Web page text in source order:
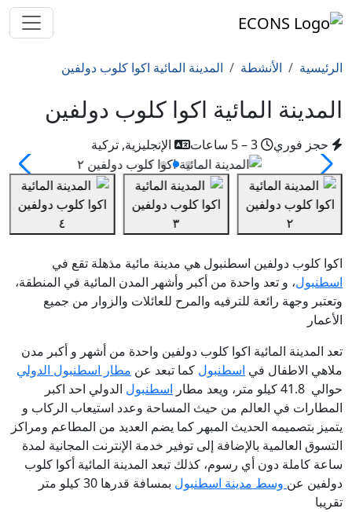
الرئيسية الأنشطة المدينة المائية اكوا كلوب دولفين
المدينة المائية اكوا كلوب دولفين
حجز فوري الإنجليزية, تركية
اكوا كلوب دولفين اسطنبول هي مدينة مائية مذهلة تقع في
اسطنبول، و تعد واحدة من أكبر وأشهر المدن المائية في المنطقة،
وتعتبر وجهة رائعة للترفيه والمرح للعائلات والزوار من جميع
الأعمار
تعد المدينة المائية اكوا كلوب دولفين واحدة من أشهر و أكبر مدن
ملاهي الاطفال في اسطنبول كما تبعد عن مطار اسطنبول الدولي
حوالي 41.8 كيلو متر، ويعد مطار
اسطنبول الدولي احد اكبر
المطارات في العالم من حيث المساحة وعدد استيعاب الركاب و
يتميز بتصميمه الحديث المبهر كما يضم العديد من المطاعم ومراكز
التسوق العالمية بالإضافة إلى توفير خدمة الإنترنت المجانية لمدة
ساعة كاملة دون أي رسوم، كذلك تبعد المدينة المائية أكوا كلوب
دولفين عن وسط مدينة اسطنبول
بمسافة قدرها 30 كيلو متر
تقريبا